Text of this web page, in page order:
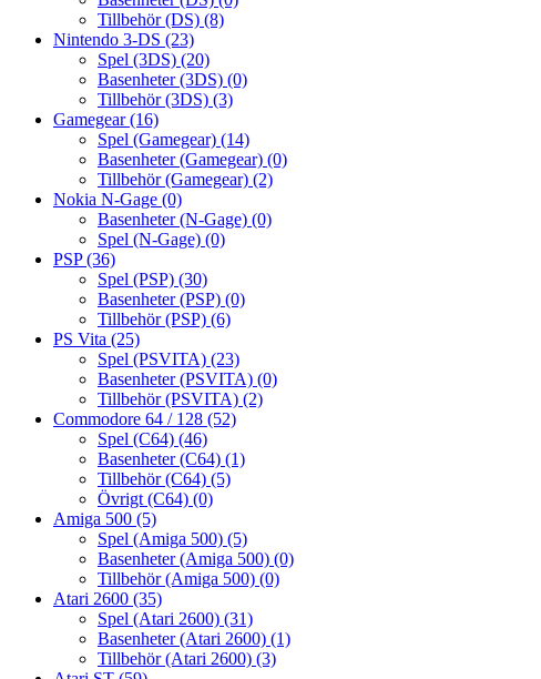
Tillbehör (DS) (8)
Nintendo 3-DS (23)
Spel (3DS) (20)
Basenheter (3DS) (0)
Tillbehör (3DS) (3)
Gamegear(16)
Spel (Gamegear) (14)
Basenheter (Gamegear) (0)
Tillbehör (Gamegear) (2)
Nokia N-Gage (0)
Basenheter (N-Gage) (0)
Spel (N-Gage) (0)
PSP(36)
Spel (PSP) (30)
Basenheter (PSP) (0)
Tillbehör (PSP) (6)
PS Vita (25)
Spel (PSVITA) (23)
Basenheter (PSVITA) (0)
Tillbehör (PSVITA) (2)
Commodore 64 / 128 (52)
Spel (C64) (46)
Basenheter (C64) (1)
Tillbehör (C64) (5)
Övrigt (C64) (0)
Amiga 500 (5)
Spel (Amiga 500) (5)
Basenheter (Amiga 500) (0)
Tillbehör (Amiga 500) (0)
Atari 2600 (35)
Spel (Atari 2600) (31)
Basenheter (Atari 2600) (1)
Tillbehör (Atari 2600) (3)